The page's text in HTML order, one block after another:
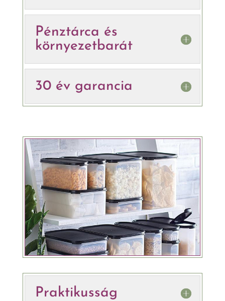
Pénztárca és
környezetbarát
30 év garancia
Praktikusság